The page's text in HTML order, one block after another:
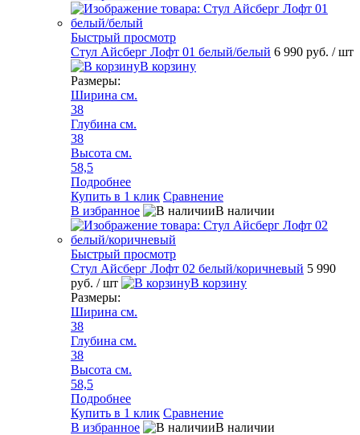
Быстрый просмотр
Стул Айсберг Лофт 01 белый/белый 6 990 руб. / шт
В корзину
Размеры:
Ширина см.
38
Глубина см.
38
Высота см.
58,5
Подробнее
Купить в 1 клик Сравнение
В избранное
В наличии
Быстрый просмотр
Стул Айсберг Лофт 02 белый/коричневый 5 990
руб. / шт
В корзину
Размеры:
Ширина см.
38
Глубина см.
38
Высота см.
58,5
Подробнее
Купить в 1 клик Сравнение
В избранное
В наличии